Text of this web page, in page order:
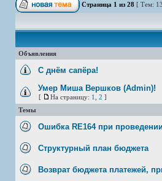
Страница 1 из 28 [ Тем:
Объявления
С днём сапёра!
Умер Миша Вершков (Admin)!
[ На страницу: 1 2 ]
Темы
Ошибка RE164 при
Структурный план бюджета
Возврат бюджета платежей,